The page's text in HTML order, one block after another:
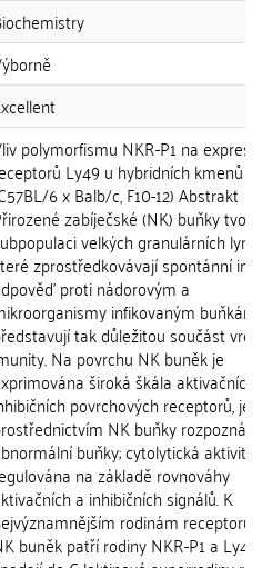
polymorfismu NKR-P1 na expresi
Ly49 u hybridních kmenů
6 x Balb/c, F10-12) Abstrakt
zabíječské (NK) buňky tvoří
velkých granulárních
zprostředkovávají spontánní
proti nádorovým a
infikovaným
tak důležitou součást
Na povrchu NK buněk je
široká škála aktivačních
povrchových receptorů,
NK buňky
buňky; cytolytická aktivita
na základě rovnováhy
a inhibičních signálů. K
rodinám receptorů
buněk patří rodiny NKR-P1 a